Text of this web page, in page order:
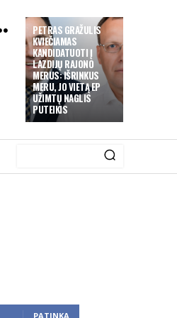
PETRAS GRAŽULIS
KVIEČIAMAS
KANDIDATUOTI Į
LAZDIJŲ RAJONO
MERUS: IŠRINKUS
MERU, JO VIETĄ EP
UŽIMTŲ NAGLIS
PUTEIKIS
PATINKA